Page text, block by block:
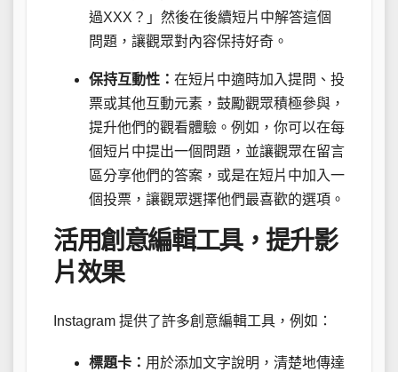
過XXX？」然後在後續短片中解答這個
問題，讓觀眾對內容保持好奇。
保持互動性： 在短片中適時加入提問、投
票或其他互動元素，鼓勵觀眾積極參與，
提升他們的觀看體驗。例如，你可以在每
個短片中提出一個問題，並讓觀眾在留言
區分享他們的答案，或是在短片中加入一
個投票，讓觀眾選擇他們最喜歡的選項。
活用創意編輯工具，提升影
片效果
Instagram 提供了許多創意編輯工具，例如：
標題卡： 用於添加文字說明，清楚地傳達